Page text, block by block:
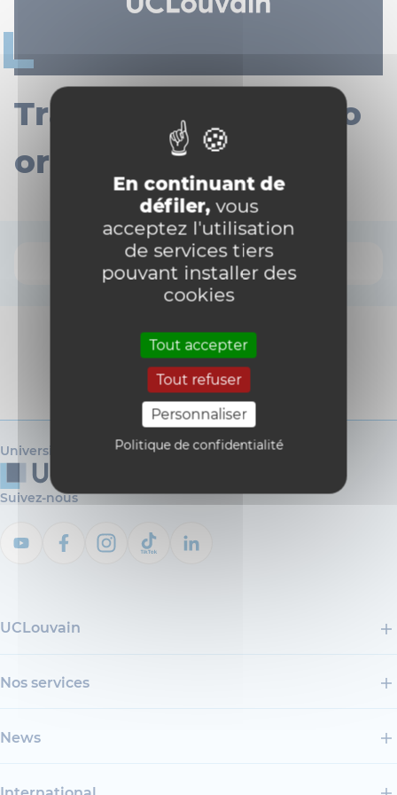
En continuant de
défiler,vous
acceptez l'utilisation
de services tiers
pouvant installer des
cookies
Tout accepter
Tout refuser
Personnaliser
Politique de confidentialité
Translations with no
original page
Université catholique de Louvain
Suivez-nous
UCLouvain
Nos services
News